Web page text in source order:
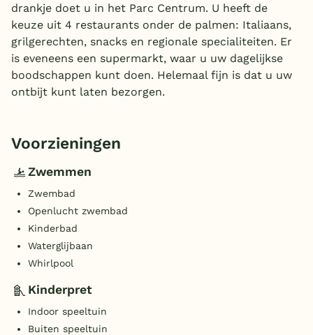
drankje doet u in het Parc Centrum. U heeft de
keuze uit 4 restaurants onder de palmen: Italiaans,
grilgerechten, snacks en regionale specialiteiten. Er
is eveneens een supermarkt, waar u uw dagelijkse
boodschappen kunt doen. Helemaal fijn is dat u uw
ontbijt kunt laten bezorgen.
Voorzieningen
Zwemmen
Zwembad
Openlucht zwembad
Kinderbad
Waterglijbaan
Whirlpool
Kinderpret
Indoor speeltuin
Buiten speeltuin